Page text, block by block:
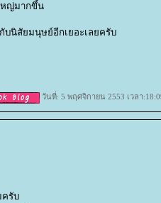
หญ่มากขึ้น
บนิสัยมนุษย์อีกเยอะเลยครับ
วันที่: 5 พฤศจิกายน 2553 เวลา
ครับ